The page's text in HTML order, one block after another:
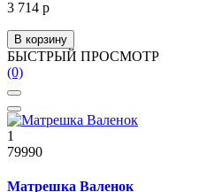
3 714 р
В корзину
БЫСТРЫЙ ПРОСМОТР
(0)
1
79990
Матрешка Валенок